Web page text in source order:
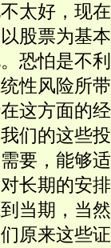
太好，现
股票为基
恐怕是不
性风险所
这方面的
们的这些
要，能够
长期的安
当期，当
原来这些